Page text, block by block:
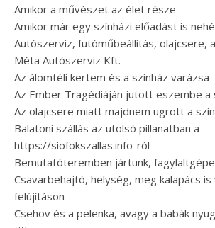
Amikor a művészet az élet része
Amikor már egy színházi előadást is
Autószerviz, futóműbeállítás, olajcsere,
Méta Autószerviz Kft.
Az álomtéli kertem és a színház varázsa
Az Ember Tragédiáján jutott eszembe a
Az olajcsere miatt majdnem ugrott a
Balatoni szállás az utolsó pillanatban a
https://siofokszallas.info-ról
Bemutatóteremben jártunk,
Csavarbehajtó, helység, meg kalapács is
felújításon
Csehov és a pelenka, avagy a babák